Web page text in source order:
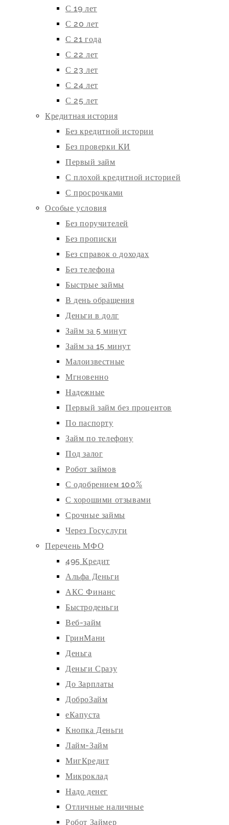
С 19 лет
С 20 лет
С 21 года
С 22 лет
С 23 лет
С 24 лет
С 25 лет
Кредитная история
Без кредитной истории
Без проверки КИ
Первый займ
С плохой кредитной историей
С просрочками
Особые условия
Без поручителей
Без прописки
Без справок о доходах
Без телефона
Быстрые займы
В день обращения
Деньги в долг
Займ за 5 минут
Займ за 15 минут
Малоизвестные
Мгновенно
Надежные
Первый займ без процентов
По паспорту
Займ по телефону
Под залог
Робот займов
С одобрением 100%
С хорошими отзывами
Срочные займы
Через Госуслуги
Перечень МФО
495 Кредит
Альфа Деньги
АКС Финанс
Быстроденьги
Веб-займ
ГринМани
Деньга
Деньги Сразу
До Зарплаты
ДоброЗайм
еКапуста
Кнопка Деньги
Лайм-Займ
МигКредит
Микроклад
Надо денег
Отличные наличные
Робот Займер